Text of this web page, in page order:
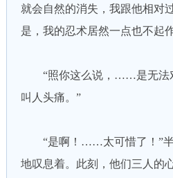
就会自然的消失，我跟他相对
是，我的忍术居然一点也不起
“照你这么说，……是无法
叫人头痛。”
“是啊！……太可惜了！”半
地叹息着。此刻，他们三人的